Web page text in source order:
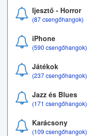
Ijesztő - Horror
(87 csengőhangok)
iPhone
(590 csengőhangok)
Játékok
(237 csengőhangok)
Jazz és Blues
(171 csengőhangok)
Karácsony
(109 csengőhangok)